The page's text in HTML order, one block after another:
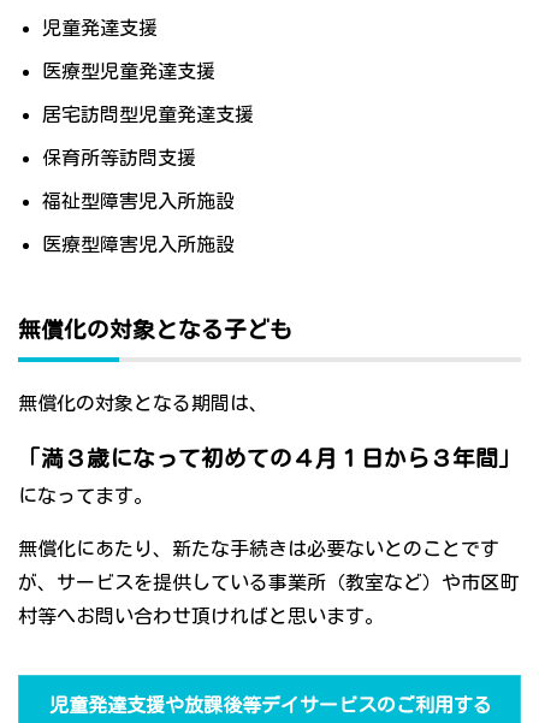
児童発達支援
医療型児童発達支援
居宅訪問型児童発達支援
保育所等訪問支援
福祉型障害児入所施設
医療型障害児入所施設
無償化の対象となる子ども
無償化の対象となる期間は、
「満３歳になって初めての４月１日から３年間」
になってます。
無償化にあたり、新たな手続きは必要ないとのことです
が、サービスを提供している事業所（教室など）や市区町
村等へお問い合わせ頂ければと思います。
児童発達支援や放課後等デイサービスのご利用する